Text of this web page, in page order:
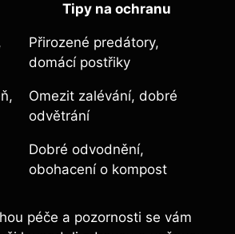
Tipy na ochranu
Přirozené predátory,
domácí postřiky
Omezit zalévání, dobré
odvětrání
Dobré odvodnění,
obohacení o kompost
péče a pozornosti se vám